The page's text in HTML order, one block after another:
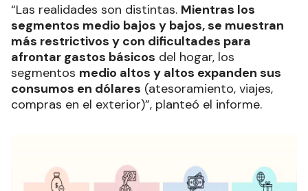
“Las realidades son distintas. Mientras los
segmentos medio bajos y bajos, se muestran
más restrictivos y con dificultades para
afrontar gastos básicos del hogar, los
segmentos medio altos y altos expanden sus
consumos en dólares (atesoramiento, viajes,
compras en el exterior)”, planteó el informe.